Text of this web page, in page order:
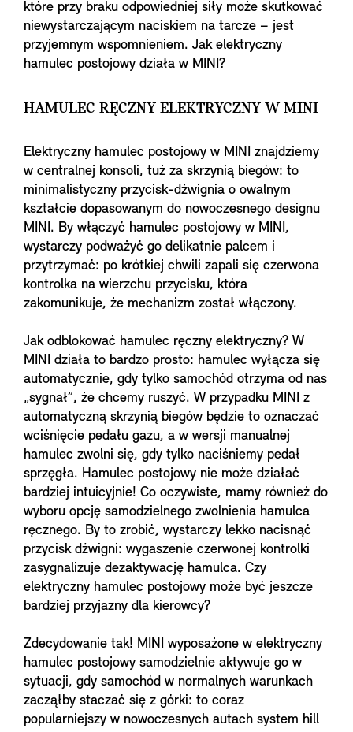
które przy braku odpowiedniej siły może skutkować
niewystarczającym naciskiem na tarcze – jest
przyjemnym wspomnieniem. Jak elektryczny
hamulec postojowy działa w MINI?
HAMULEC RĘCZNY ELEKTRYCZNY W MINI
Elektryczny hamulec postojowy w MINI znajdziemy
w centralnej konsoli, tuż za skrzynią biegów: to
minimalistyczny przycisk-dźwignia o owalnym
kształcie dopasowanym do nowoczesnego designu
MINI. By włączyć hamulec postojowy w MINI,
wystarczy podważyć go delikatnie palcem i
przytrzymać: po krótkiej chwili zapali się czerwona
kontrolka na wierzchu przycisku, która
zakomunikuje, że mechanizm został włączony.
Jak odblokować hamulec ręczny elektryczny? W
MINI działa to bardzo prosto: hamulec wyłącza się
automatycznie, gdy tylko samochód otrzyma od nas
„sygnał”, że chcemy ruszyć. W przypadku MINI z
automatyczną skrzynią biegów będzie to oznaczać
wciśnięcie pedału gazu, a w wersji manualnej
hamulec zwolni się, gdy tylko naciśniemy pedał
sprzęgła. Hamulec postojowy nie może działać
bardziej intuicyjnie! Co oczywiste, mamy również do
wyboru opcję samodzielnego zwolnienia hamulca
ręcznego. By to zrobić, wystarczy lekko nacisnąć
przycisk dźwigni: wygaszenie czerwonej kontrolki
zasygnalizuje dezaktywację hamulca. Czy
elektryczny hamulec postojowy może być jeszcze
bardziej przyjazny dla kierowcy?
Zdecydowanie tak! MINI wyposażone w elektryczny
hamulec postojowy samodzielnie aktywuje go w
sytuacji, gdy samochód w normalnych warunkach
zacząłby staczać się z górki: to coraz
popularniejszy w nowoczesnych autach system hill